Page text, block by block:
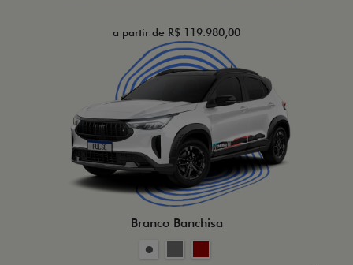
a partir de R$ 119.980,00
Branco Banchisa